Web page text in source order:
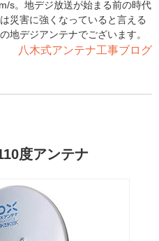
s。地デジ放送が始まる前の時代
災害に強くなっていると言える
地デジアンテナでございます。
八木式アンテナ工事ブログ
度アンテナ